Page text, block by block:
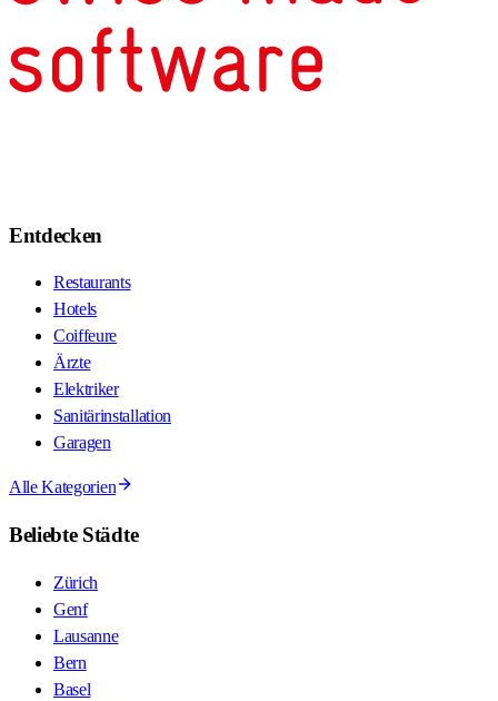
Entdecken
Restaurants
Hotels
Coiffeure
Ärzte
Elektriker
Sanitärinstallation
Garagen
Alle Kategorien
Beliebte Städte
Zürich
Genf
Lausanne
Bern
Basel